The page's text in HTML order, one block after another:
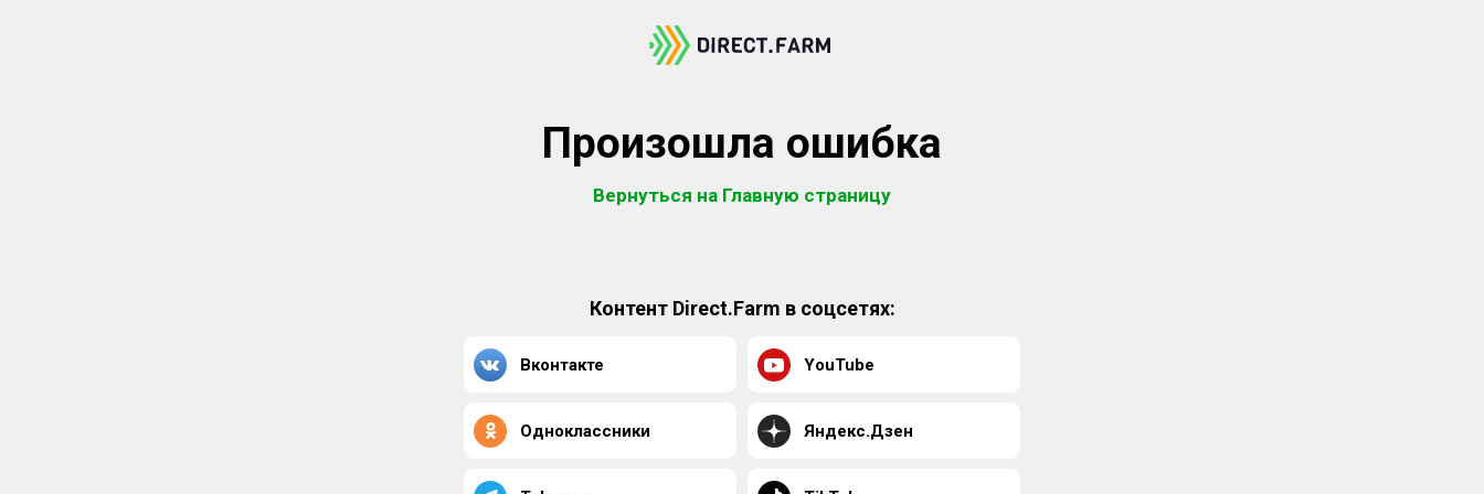
Произошла ошибка
Вернуться на Главную страницу
Контент Direct.Farm в соцсетях:
Вконтакте YouTube
Одноклассники Яндекс.Дзен